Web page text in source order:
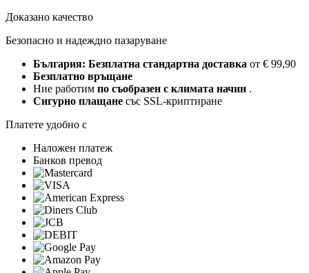
Доказано качество
Безопасно и надеждно пазаруване
България: Безплатна стандартна доставка от € 99,90
Безплатно връщане
Ние работим по съобразен с климата начин .
Сигурно плащане със SSL-криптиране
Платете удобно с
Наложен платеж
Банков превод